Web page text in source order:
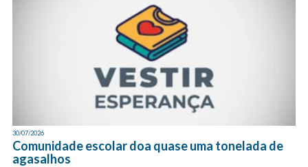
30/07/2026
Comunidade escolar doa quase uma tonelada de
agasalhos